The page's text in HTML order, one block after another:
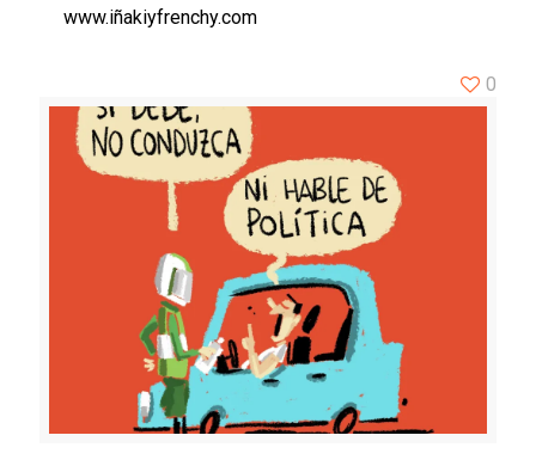
www.iñakiyfrenchy.com
0